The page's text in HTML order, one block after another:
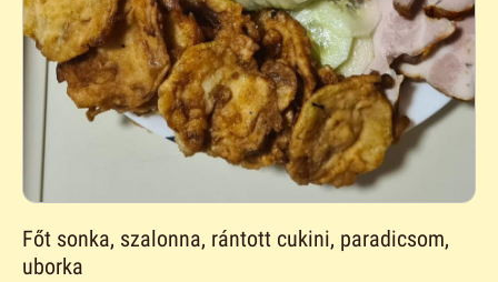
Főt sonka, szalonna, rántott cukini, paradicsom,
uborka